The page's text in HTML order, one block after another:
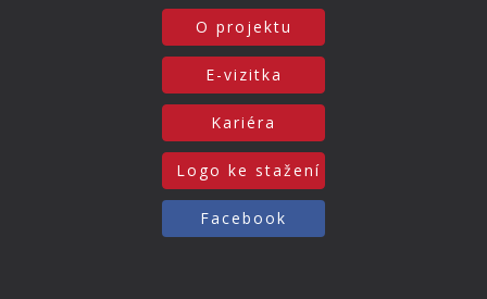
O projektu
E-vizitka
Kariéra
Logo ke stažení
Facebook